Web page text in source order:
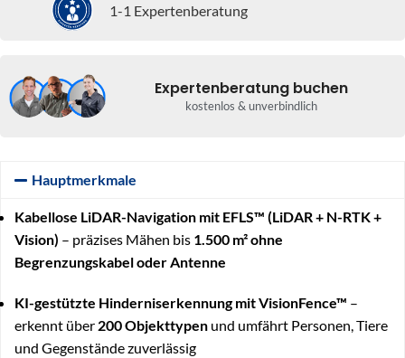
1-1 Expertenberatung
Expertenberatung buchen
kostenlos & unverbindlich
Hauptmerkmale
Kabellose LiDAR-Navigation mit EFLS™ (LiDAR + N-RTK +
Vision) – präzises Mähen bis 1.500 m²ohne
Begrenzungskabel oder Antenne
KI-gestützte Hinderniserkennung mit VisionFence™ –
erkennt über 200 Objekttypen und umfährt Personen, Tiere
und Gegenstände zuverlässig